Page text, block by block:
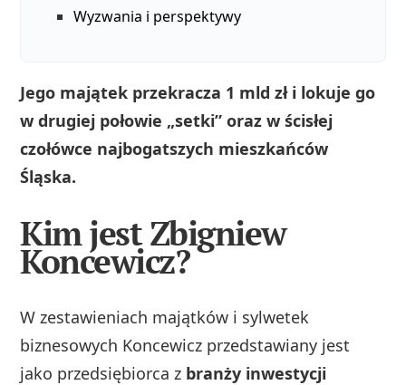
Wyzwania i perspektywy
Jego majątek przekracza 1 mld zł i lokuje go
w drugiej połowie „setki” oraz w ścisłej
czołówce najbogatszych mieszkańców
Śląska.
Kim jest Zbigniew
Koncewicz?
W zestawieniach majątków i sylwetek
biznesowych Koncewicz przedstawiany jest
jako przedsiębiorca z branży inwestycji